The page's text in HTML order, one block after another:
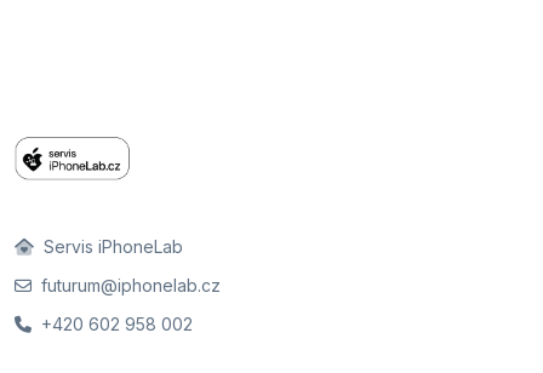
Servis iPhoneLab
futurum@iphonelab.cz
+420 602 958 002